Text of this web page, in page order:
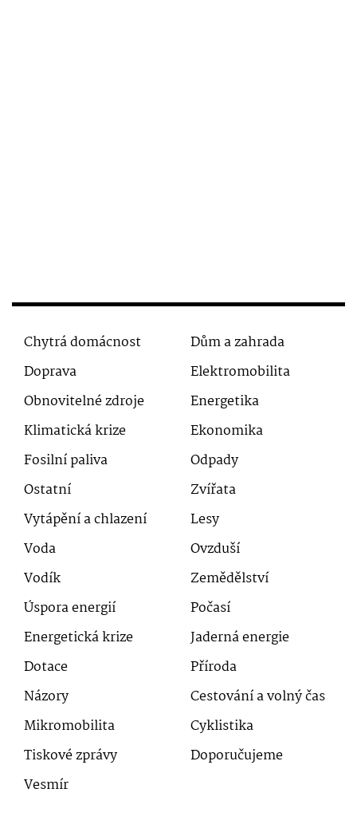
Chytrá domácnost
Dům a zahrada
Doprava
Elektromobilita
Obnovitelné zdroje
Energetika
Klimatická krize
Ekonomika
Fosilní paliva
Odpady
Ostatní
Zvířata
Vytápění a chlazení
Lesy
Voda
Ovzduší
Vodík
Zemědělství
Úspora energií
Počasí
Energetická krize
Jaderná energie
Dotace
Příroda
Názory
Cestování a volný čas
Mikromobilita
Cyklistika
Tiskové zprávy
Doporučujeme
Vesmír